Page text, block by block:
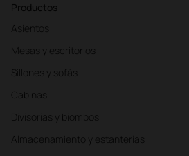
Productos
Asientos
Mesas y escritorios
Sillones y sofás
Cabinas
Divisorias y biombos
Almacenamiento y estanterías